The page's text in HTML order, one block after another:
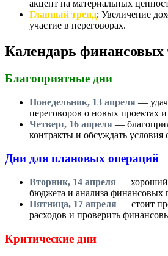
акцент на материальных
Главный тренд: Увеличение
участие в переговорах.
Календарь финансовых
Благоприятные дни
Понедельник, 13 апреля —
переговоров о новых проектах и
Четверг, 16 апреля —
контракты и обсуждать условия
Дни для плановых операций
Вторник, 14 апреля — хороший
бюджета и анализа финансовых
Пятница, 17 апреля — стоит
расходов и проверить
Критические дни